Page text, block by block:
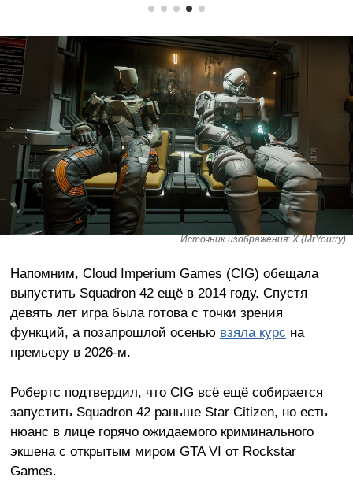
Источник изображения: X (MrYourry)
Напомним, Cloud Imperium Games (CIG) обещала
выпустить Squadron 42 ещё в 2014 году. Спустя
девять лет игра была готова с точки зрения
функций, а позапрошлой осенью взяла курс на
премьеру в 2026-м.
Робертс подтвердил, что CIG всё ещё собирается
запустить Squadron 42 раньше Star Citizen, но есть
нюанс в лице горячо ожидаемого криминального
экшена с открытым миром GTA VI от Rockstar
Games.